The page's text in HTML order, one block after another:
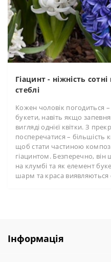
Гіацинт - ніжність
стеблі
Кожен чоловік погодиться
букети, навіть якщо
вигляді однієї квітки. З
посперечатися – більшість
щоб стати частиною
гіацинтом. Безперечно, він
на клумбі та як елемент
шарм та краса виявляються
Інформація